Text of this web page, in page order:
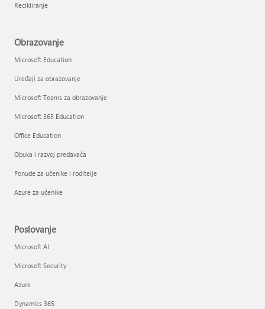
Recikliranje
Obrazovanje
Microsoft Education
Uređaji za obrazovanje
Microsoft Teams za obrazovanje
Microsoft 365 Education
Office Education
Obuka i razvoj predavača
Ponude za učenike i roditelje
Azure za učenike
Poslovanje
Microsoft AI
Microsoft Security
Azure
Dynamics 365